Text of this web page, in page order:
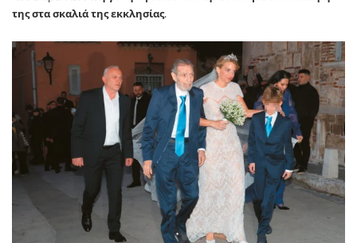
της στα σκαλιά της εκκλησίας.